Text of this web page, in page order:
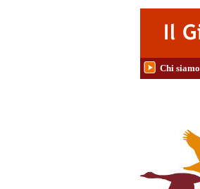
Chi siamo